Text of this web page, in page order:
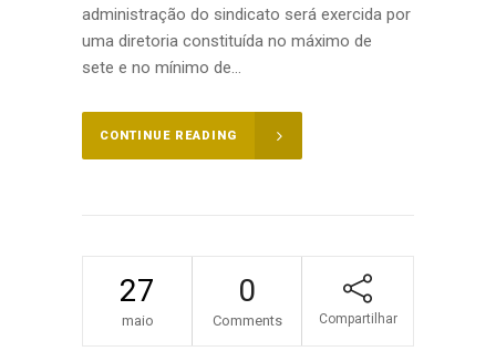
administração do sindicato será exercida por
uma diretoria constituída no máximo de
sete e no mínimo de...
CONTINUE READING
27
maio
0
Comments Compartilhar